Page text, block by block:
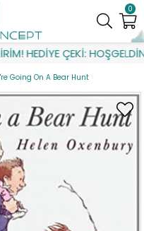
HEDİYE ÇEKİ: HOŞGELDİN
0
Going On A Bear Hunt